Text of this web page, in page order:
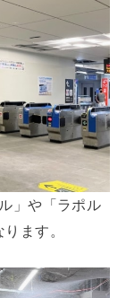
」や「ラポル
ます。